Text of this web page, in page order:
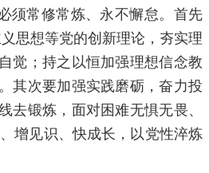
须常修常炼、永不懈怠。首先
思想等党的创新理论，夯实理
觉；持之以恒加强理想信念教
其次要加强实践磨砺，奋力投
锻炼，面对困难无惧无畏、
增见识、快成长，以党性淬炼